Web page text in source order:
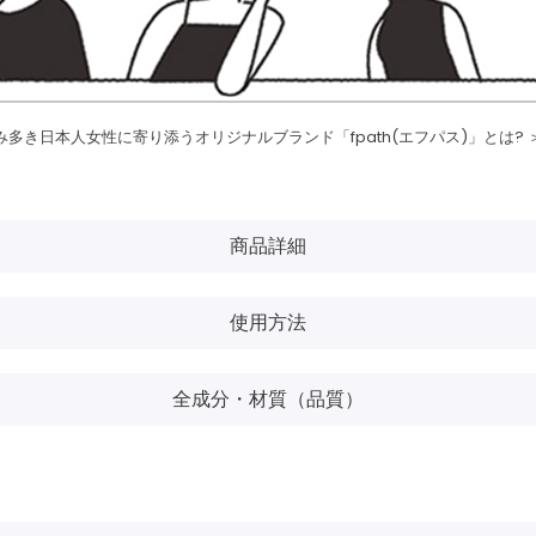
多き日本人女性に寄り添うオリジナルブランド「fpath(エフパス)」とは?
商品詳細
使用方法
全成分・材質（品質）